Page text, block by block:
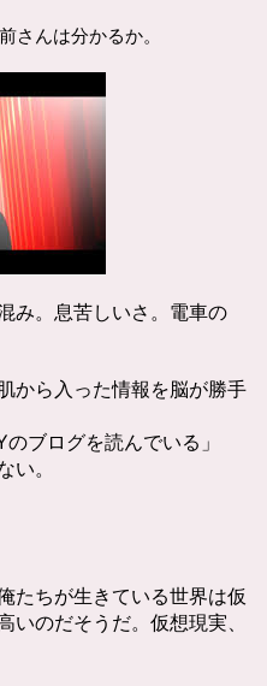
さんは分かるか。
み。息苦しいさ。電車の
から入った情報を脳が勝手
ブログを読んでいる」
い。
たちが生きている世界は仮
のだそうだ。仮想現実、